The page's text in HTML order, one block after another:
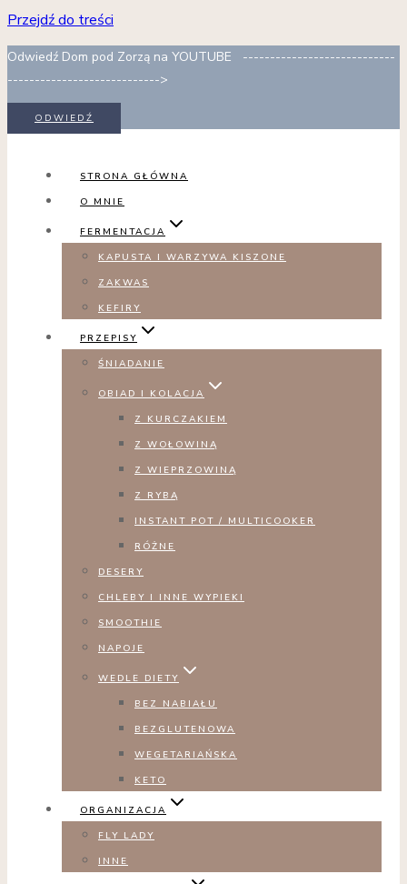
Przejdź do treści
Odwiedź Dom pod Zorzą na YOUTUBE ----------------------------
---------------------------->
ODWIEDŹ
STRONA GŁÓWNA
O MNIE
FERMENTACJA
KAPUSTA I WARZYWA KISZONE
ZAKWAS
KEFIRY
PRZEPISY
ŚNIADANIE
OBIAD I KOLACJA
Z KURCZAKIEM
Z WOŁOWINĄ
Z WIEPRZOWINĄ
Z RYBĄ
INSTANT POT / MULTICOOKER
RÓŻNE
DESERY
CHLEBY I INNE WYPIEKI
SMOOTHIE
NAPOJE
WEDLE DIETY
BEZ NABIAŁU
BEZGLUTENOWA
WEGETARIAŃSKA
KETO
ORGANIZACJA
FLY LADY
INNE